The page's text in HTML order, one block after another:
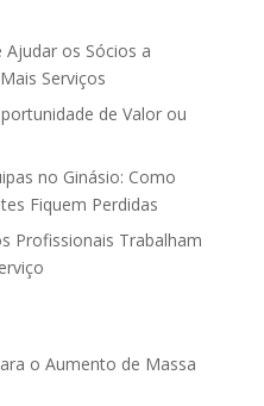
Ajudar os Sócios a
Serviços
de Valor ou
no Ginásio: Como
Fiquem Perdidas
Profissionais Trabalham
o Aumento de Massa